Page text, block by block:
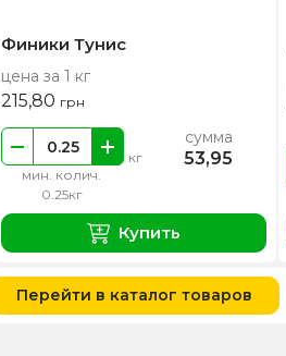
Финики Тунис
цена за 1 кг
215,80 грн
мин. колич.
0.25кг
кг
сумма
53,95
Купить
Перейти в каталог товаров